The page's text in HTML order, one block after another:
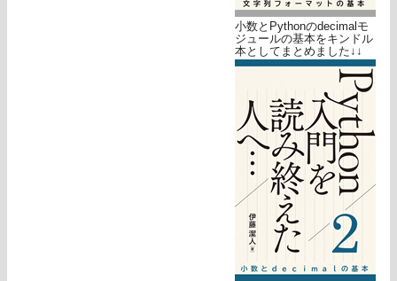
小数とPythonのdecimalモ
ジュールの基本をキンドル
本としてまとめました↓↓